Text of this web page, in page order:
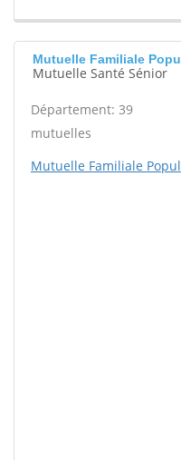
Mutuelle Familiale
Mutuelle Santé Sénior
Département: 39
mutuelles
Mutuelle Familiale